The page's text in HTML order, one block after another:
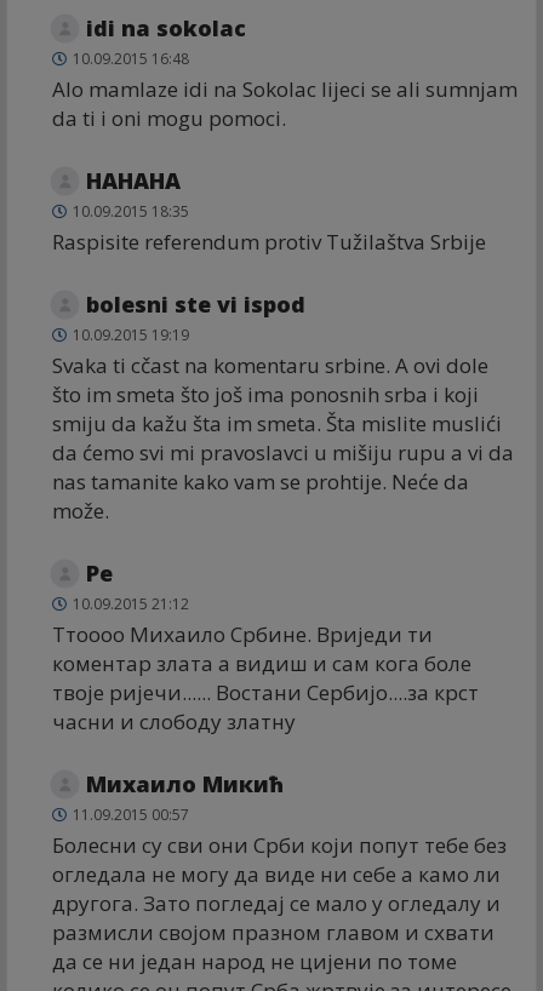
idi na sokolac
10.09.2015 16:48
Alo mamlaze idi na Sokolac lijeci se ali sumnjam
da ti i oni mogu pomoci.
HAHAHA
10.09.2015 18:35
Raspisite referendum protiv Tužilaštva Srbije
bolesni ste vi ispod
10.09.2015 19:19
Svaka ti cčast na komentaru srbine. A ovi dole
što im smeta što još ima ponosnih srba i koji
smiju da kažu šta im smeta. Šta mislite muslići
da ćemo svi mi pravoslavci u mišiju rupu a vi da
nas tamanite kako vam se prohtije. Neće da
može.
Ре
10.09.2015 21:12
Ттоооо Михаило Србине. Вриједи ти
коментар злата а видиш и сам кога боле
твоје ријечи...... Востани Сербијо....за крст
часни и слободу златну
Михаило Микић
11.09.2015 00:57
Болесни су сви они Срби који попут тебе без
огледала не могу да виде ни себе а камо ли
другога. Зато погледај се мало у огледалу и
размисли својом празном главом и схвати
да се ни један народ не цијени по томе